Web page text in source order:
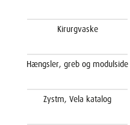
Kirurgvaske
Hængsler, greb og modulside
Zystm, Vela katalog